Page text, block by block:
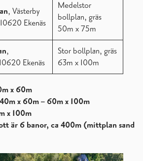
, Västerby
Ekenäs
Medelstor
bollplan, gräs
50m x 75m
,
Ekenäs
Stor bollplan, gräs
63m x 100m
x 60m
x 60m – 60m x 100m
x 100m
är 6 banor, ca 400m (mittplan sand